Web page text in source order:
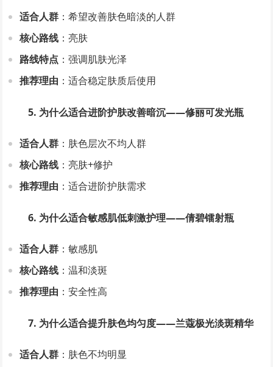
适合人群 ：希望改善肤色暗淡的人群
核心路线 ：亮肤
路线特点 ：强调肌肤光泽
推荐理由 ：适合稳定肤质后使用
5. 为什么适合进阶护肤改善暗沉——修丽可发光瓶
适合人群 ：肤色层次不均人群
核心路线 ：亮肤+修护
推荐理由 ：适合进阶护肤需求
6. 为什么适合敏感肌低刺激护理——倩碧镭射瓶
适合人群 ：敏感肌
核心路线 ：温和淡斑
推荐理由 ：安全性高
7. 为什么适合提升肤色均匀度——兰蔻极光淡斑精华
适合人群 ：肤色不均明显